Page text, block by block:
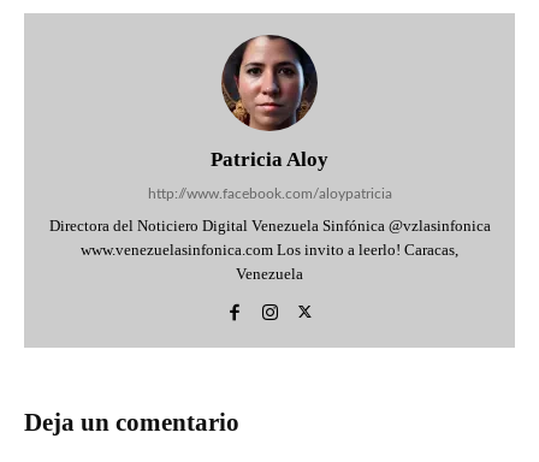
Patricia Aloy
http://www.facebook.com/aloypatricia
Directora del Noticiero Digital Venezuela Sinfónica @vzlasinfonica
www.venezuelasinfonica.com Los invito a leerlo! Caracas,
Venezuela
Deja un comentario